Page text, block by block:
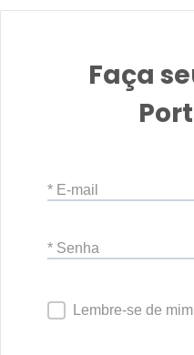
Faça
* E-mail
* Senha
Lembre-se de mim